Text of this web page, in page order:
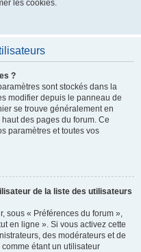
les cookies.
?
sont stockés dans la
modifier depuis le panneau de
se trouve généralement en
des pages du forum. Ce
paramètres et toutes vos
de la liste des utilisateurs
sous « Préférences du forum »,
en ligne ». Si vous activez cette
des modérateurs et de
étant un utilisateur